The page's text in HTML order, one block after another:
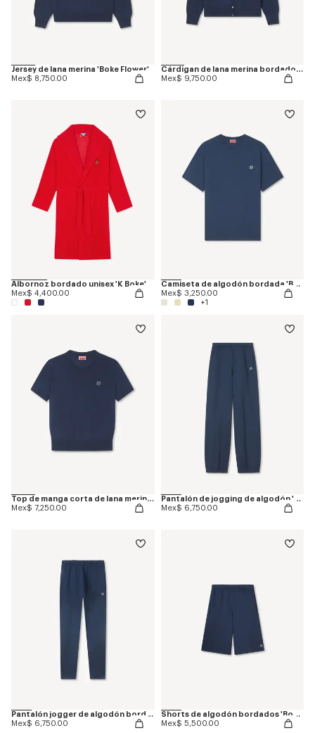
Jersey de lana merina 'Boke Flower'
Mex$ 8,750.00
Cárdigan de lana merina bordado 'Boke Flower'
Mex$ 9,750.00
Albornoz bordado unisex 'K Boke'
Mex$ 4,400.00
Camiseta de algodón bordada 'Boke Flower'
Mex$ 3,250.00
+1
Top de manga corta de lana merina 'Boke Flower'
Mex$ 7,250.00
Pantalón de jogging de algodón 'Boke Flower'
Mex$ 6,750.00
Pantalón jogger de algodón bordado 'Boke Flower'
Mex$ 6,750.00
Shorts de algodón bordados 'Boke Flower'
Mex$ 5,500.00